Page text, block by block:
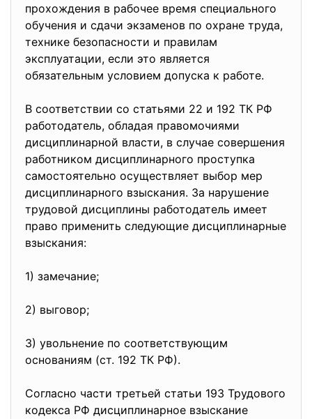
прохождения в рабочее время специального
обучения и сдачи экзаменов по охране труда,
технике безопасности и правилам
эксплуатации, если это является
обязательным условием допуска к работе.
В соответствии со статьями 22 и 192 ТК РФ
работодатель, обладая правомочиями
дисциплинарной власти, в случае совершения
работником дисциплинарного проступка
самостоятельно осуществляет выбор мер
дисциплинарного взыскания. За нарушение
трудовой дисциплины работодатель имеет
право применить следующие дисциплинарные
взыскания:
1) замечание;
2) выговор;
3) увольнение по соответствующим
основаниям (ст. 192 ТК РФ).
Согласно части третьей статьи 193 Трудового
кодекса РФ дисциплинарное взыскание